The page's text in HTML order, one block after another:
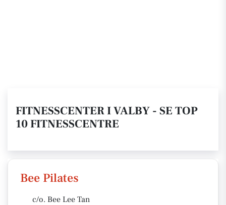
FITNESSCENTER I VALBY - SE TOP
10 FITNESSCENTRE
Bee Pilates
c/o. Bee Lee Tan